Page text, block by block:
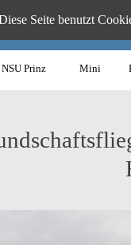
Seite benutzt
NSU Prinz Mini